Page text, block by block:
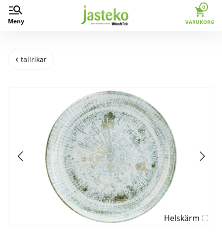
Meny
0
VARUKORG
tallrikar
Helskärm